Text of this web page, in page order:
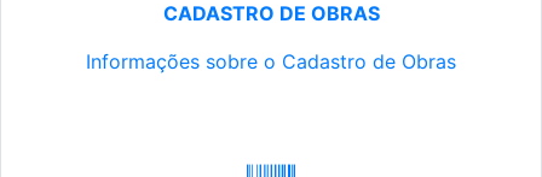
CADASTRO DE OBRAS
Informações sobre o Cadastro de Obras